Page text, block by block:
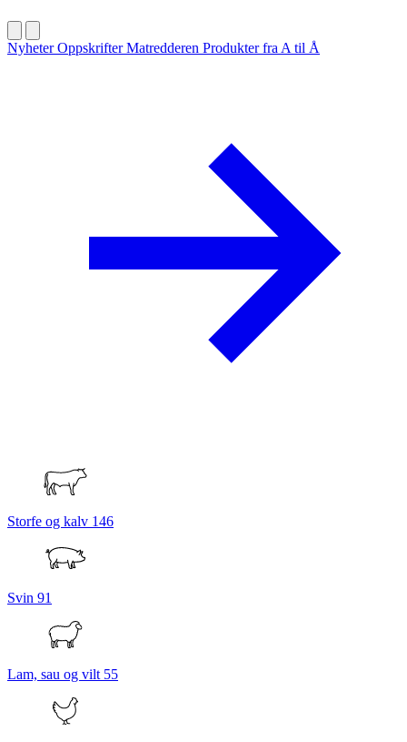
NyheterOppskrifterMatredderen Produkter fra A til Å
Storfe og kalv 146
Svin 91
Lam, sau og vilt 55